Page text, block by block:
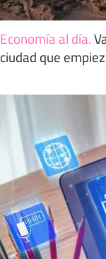
Economía al día.
ciudad que